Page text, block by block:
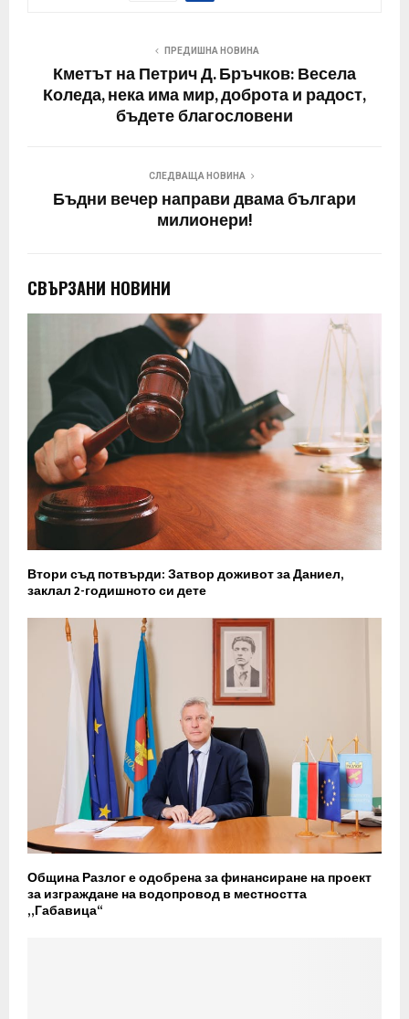
ПРЕДИШНА НОВИНА
Кметът на Петрич Д. Бръчков: Весела
Коледа, нека има мир, доброта и радост,
бъдете благословени
СЛЕДВАЩА НОВИНА
Бъдни вечер направи двама българи
милионери!
СВЪРЗАНИ НОВИНИ
Втори съд потвърди: Затвор доживот за Даниел,
заклал 2-годишното си дете
Община Разлог е одобрена за финансиране на проект
за изграждане на водопровод в местността
„Габавица“